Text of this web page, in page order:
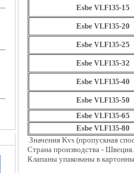
Esbe VLF135-15
Esbe VLF135-20
Esbe VLF135-25
Esbe VLF135-32
Esbe VLF135-40
Esbe VLF135-50
Esbe VLF135-65
Esbe VLF135-80
Значения Kvs (пропускная
Страна производства - Швеция.
Клапаны упакованы в